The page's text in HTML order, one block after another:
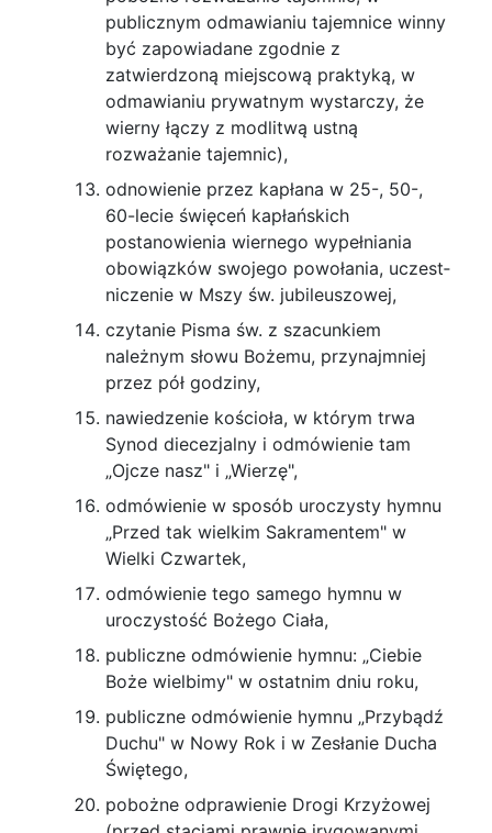
publicznym od­mawianiu tajemnice winny
być zapowiadane zgod­nie z
zatwierdzoną miejscową praktyką, w
odma­wianiu prywatnym wystarczy, że
wierny łączy z modlitwą ustną
rozważanie tajemnic),
odnowienie przez kapłana w 25-, 50-,
60-lecie święceń kapłańskich
postanowienia wiernego wy­pełniania
obowiązków swojego powołania, uczest­
niczenie w Mszy św. jubileuszowej,
czytanie Pisma św. z szacunkiem
należnym słowu Bożemu, przynajmniej
przez pół godziny,
nawiedzenie kościoła, w którym trwa
Synod die­cezjalny i odmówienie tam
„Ojcze nasz" i „Wie­rzę",
odmówienie w sposób uroczysty hymnu
„Przed tak wielkim Sakramentem" w
Wielki Czwartek,
odmówienie tego samego hymnu w
uroczy­stość Bożego Ciała,
publiczne odmówienie hymnu: „Ciebie
Boże wielbimy" w ostatnim dniu roku,
publiczne odmówienie hymnu „Przybądź
Du­chu" w Nowy Rok i w Zesłanie Ducha
Świętego,
pobożne odprawienie Drogi Krzyżowej